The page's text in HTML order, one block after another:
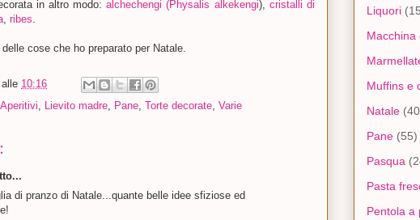
in altro modo:alchechengi (Physalis alkekengi), cristalli di
ribes
cose che ho preparato per Natale.
alle 10:16
Aperitivi Lievito madre Pane Torte decorate Varie
di pranzo di Natale...quante belle idee sfiziose ed
Liquori
Macchina
Muffins e
Natale
Pane (55)
Pasqua
Pasta
Pentola a